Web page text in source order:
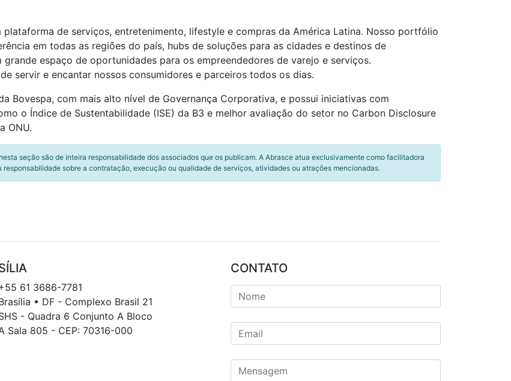
de serviços, entretenimento, lifestyle e compras da América Latina. Nosso portfólio
em todas as regiões do país, hubs de soluções para as cidades e destinos de
espaço de oportunidades para os empreendedores de varejo e serviços.
servir e encantar nossos consumidores e parceiros todos os dias.
Bovespa, com mais alto nível de Governança Corporativa, e possui iniciativas com
o Índice de Sustentabilidade (ISE) da B3 e melhor avaliação do setor no Carbon Disclosure
ONU.
seção são de inteira responsabilidade dos associados que os publicam. A Abrasce atua exclusivamente como facilitadora
sobre a contratação, execução ou qualidade de serviços, atividades ou atrações mencionadas.
61 3686-7781
• DF - Complexo Brasil 21
- Quadra 6 Conjunto A Bloco
Sala 805 - CEP: 70316-000
CONTATO